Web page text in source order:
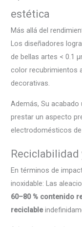
estética
Más allá del
Los diseñadores
de bellas artes < 0.1
color recubrimientos
decorativas.
Además, Su
prestar un aspecto
electrodomésticos
En términos de
inoxidable: Las
60–80 % contenido
reciclable